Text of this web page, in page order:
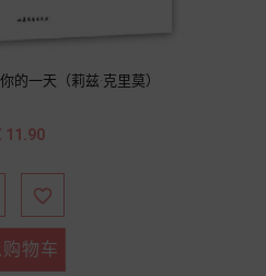
的一天（莉兹·克里莫）
11.90

物车